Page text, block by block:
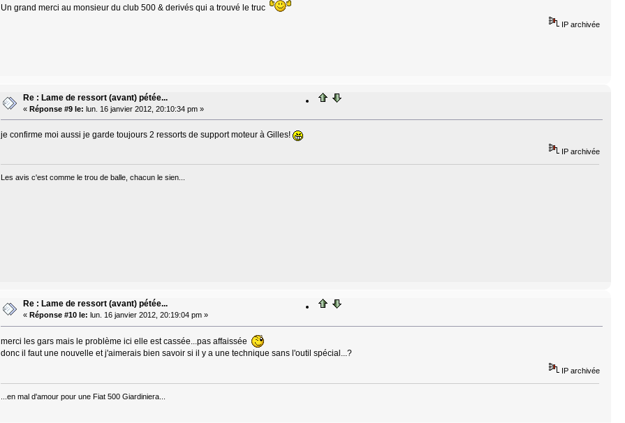
Un grand merci au monsieur du club 500 & derivés qui a trouvé le truc
IP archivée
Re : Lame de ressort (avant) pétée...
« Réponse #9 le: lun. 16 janvier 2012, 20:10:34 pm »
je confirme moi aussi je garde toujours 2 ressorts de support moteur à Gilles!
IP archivée
Les avis c'est comme le trou de balle, chacun le sien...
Re : Lame de ressort (avant) pétée...
« Réponse #10 le: lun. 16 janvier 2012, 20:19:04 pm »
merci les gars mais le problème ici elle est cassée...pas affaissée
donc il faut une nouvelle et j'aimerais bien savoir si il y a une technique sans l'outil spécial...?
IP archivée
...en mal d'amour pour une Fiat 500 Giardiniera...